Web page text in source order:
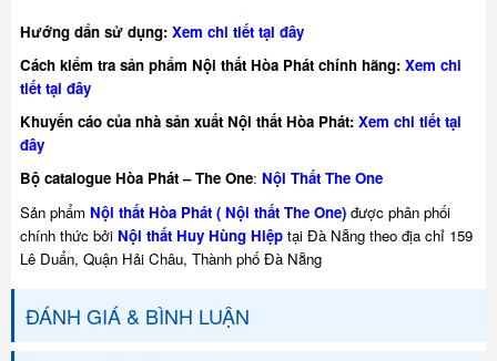
Hướng dẩn sử dụng: Xem chi tiết tại đây
Cách kiểm tra sản phẩm Nội thất Hòa Phát chính hãng: Xem chi
tiết tại đây
Khuyến cáo của nhà sản xuất Nội thất Hòa Phát: Xem chi tiết tại
đây
Bộ catalogue Hòa Phát – The One: Nội Thất The One
Sản phẩm Nội thất Hòa Phát ( Nội thất The One)được phân phối
chính thức bởi Nội thất Huy Hùng Hiệptại Đà Nẵng theo địa chỉ 159
Lê Duẩn, Quận Hải Châu, Thành phố Đà Nẵng
ĐÁNH GIÁ & BÌNH LUẬN